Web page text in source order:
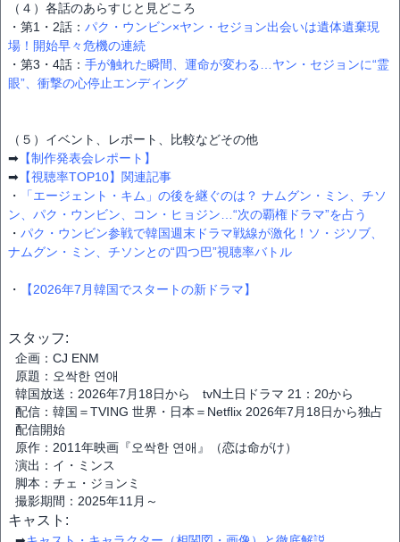
（４）各話のあらすじと見どころ
・第1・2話： パク・ウンビン×ヤン・セジョン出会いは遺体遺棄現
場！開始早々危機の連続
・第3・4話： 手が触れた瞬間、運命が変わる…ヤン・セジョンに“霊
眼”、衝撃の心停止エンディング
（５）イベント、レポート、比較などその他
➡ 【制作発表会レポート】
➡ 【視聴率TOP10】関連記事
・
「エージェント・キム」の後を継ぐのは？ ナムグン・ミン、チソ
ン、パク・ウンビン、コン・ヒョジン…“次の覇権ドラマ”を占う
・ パク・ウンビン参戦で韓国週末ドラマ戦線が激化！ソ・ジソブ、
ナムグン・ミン、チソンとの“四つ巴”視聴率バトル
・ 【2026年7月韓国でスタートの新ドラマ】
スタッフ:
企画：CJ ENM
原題：오싹한 연애
韓国放送：2026年7月18日から tvN土日ドラマ 21：20から
配信：韓国＝TVING 世界・日本＝Netflix 2026年7月18日から独占
配信開始
原作：2011年映画『오싹한 연애』（恋は命がけ）
演出：イ・ミンス
脚本：チェ・ジョンミ
撮影期間：2025年11月～
キャスト: